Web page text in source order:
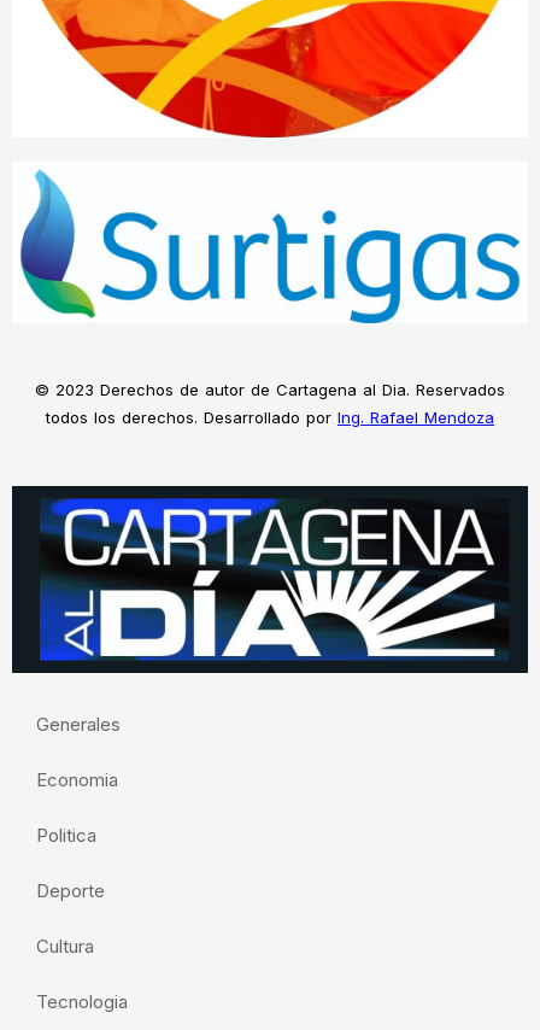
© 2023 Derechos de autor de Cartagena al Dia. Reservados
todos los derechos. Desarrollado por Ing. Rafael Mendoza
Generales
Economia
Politica
Deporte
Cultura
Tecnologia